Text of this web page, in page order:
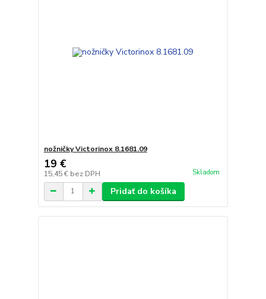
nožničky Victorinox 8.1681.09
19 €
15,45 € bez DPH Skladom
Pridať do košíka